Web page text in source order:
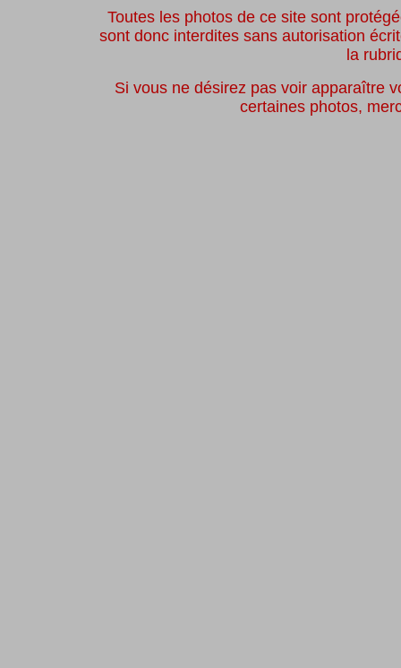
Toutes les photos de ce site sont
sont donc interdites sans autorisation
la
Si vous ne désirez pas voir apparaître
certaines photos,